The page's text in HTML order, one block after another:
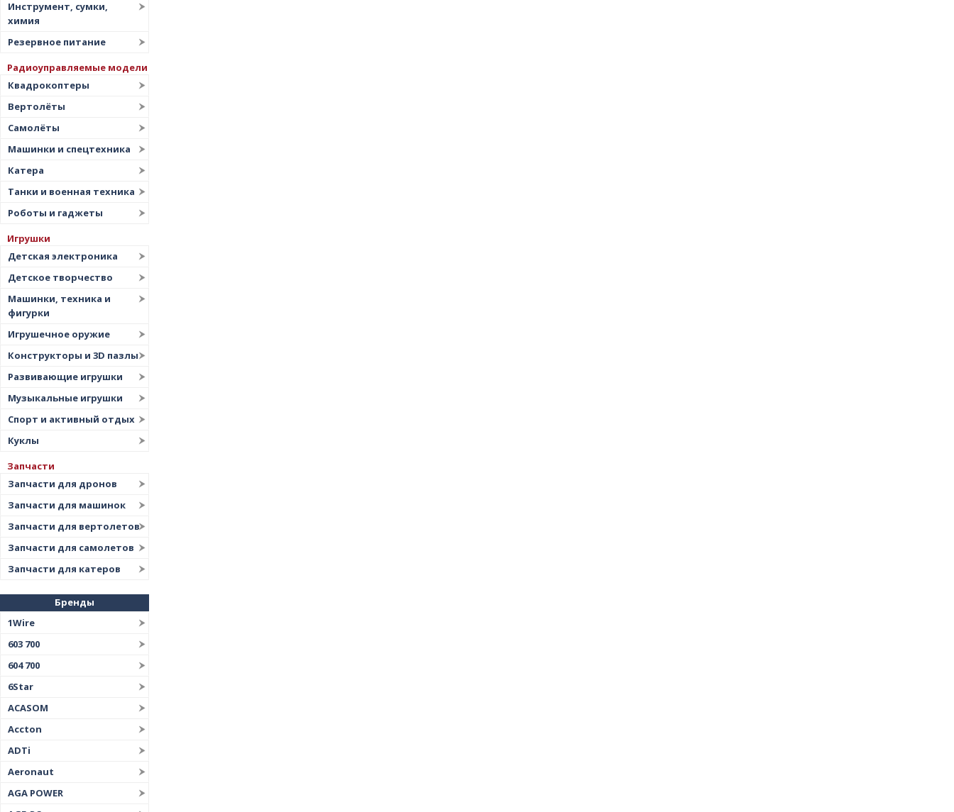
Инструмент, сумки,
химия
Резервное питание
Радиоуправляемые модели
Квадрокоптеры
Вертолёты
Самолёты
Машинки и спецтехника
Катера
Танки и военная техника
Роботы и гаджеты
Игрушки
Детская электроника
Детское творчество
Машинки, техника и
фигурки
Игрушечное оружие
Конструкторы и 3D пазлы
Развивающие игрушки
Музыкальные игрушки
Спорт и активный отдых
Куклы
Запчасти
Запчасти для дронов
Запчасти для машинок
Запчасти для вертолетов
Запчасти для самолетов
Запчасти для катеров
Бренды
1Wire
603 700
604 700
6Star
ACASOM
Accton
ADTi
Aeronaut
AGA POWER